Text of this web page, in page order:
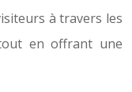
à travers les
en offrant une